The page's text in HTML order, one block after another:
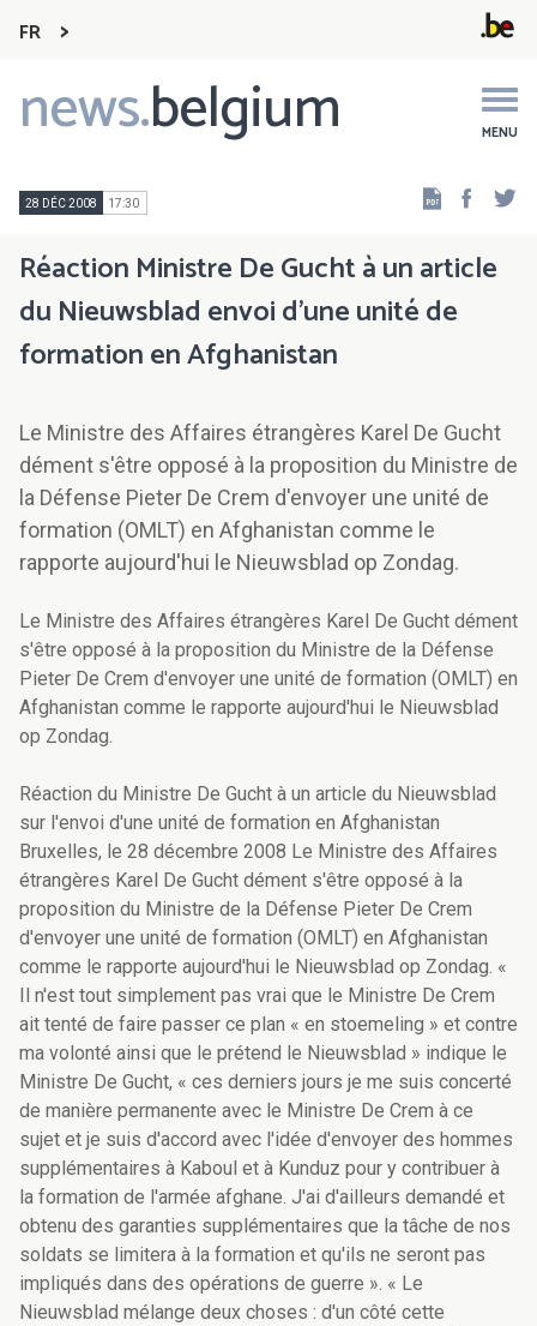
FR
news.belgium MENU
Main
navigation
28 DÉC 2008 17:30
Réaction Ministre De Gucht à un article
du Nieuwsblad envoi d'une unité de
formation en Afghanistan
Le Ministre des Affaires étrangères Karel De Gucht
dément s'être opposé à la proposition du Ministre de
la Défense Pieter De Crem d'envoyer une unité de
formation (OMLT) en Afghanistan comme le
rapporte aujourd'hui le Nieuwsblad op Zondag.
Le Ministre des Affaires étrangères Karel De Gucht dément
s'être opposé à la proposition du Ministre de la Défense
Pieter De Crem d'envoyer une unité de formation (OMLT) en
Afghanistan comme le rapporte aujourd'hui le Nieuwsblad
op Zondag.
Réaction du Ministre De Gucht à un article du Nieuwsblad
sur l'envoi d'une unité de formation en Afghanistan
Bruxelles, le 28 décembre 2008 Le Ministre des Affaires
étrangères Karel De Gucht dément s'être opposé à la
proposition du Ministre de la Défense Pieter De Crem
d'envoyer une unité de formation (OMLT) en Afghanistan
comme le rapporte aujourd'hui le Nieuwsblad op Zondag. «
Il n'est tout simplement pas vrai que le Ministre De Crem
ait tenté de faire passer ce plan « en stoemeling » et contre
ma volonté ainsi que le prétend le Nieuwsblad » indique le
Ministre De Gucht, « ces derniers jours je me suis concerté
de manière permanente avec le Ministre De Crem à ce
sujet et je suis d'accord avec l'idée d'envoyer des hommes
supplémentaires à Kaboul et à Kunduz pour y contribuer à
la formation de l'armée afghane. J'ai d'ailleurs demandé et
obtenu des garanties supplémentaires que la tâche de nos
soldats se limitera à la formation et qu'ils ne seront pas
impliqués dans des opérations de guerre ». « Le
Nieuwsblad mélange deux choses : d'un côté cette